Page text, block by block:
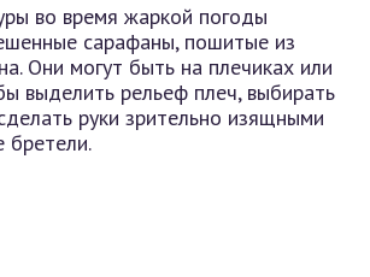
во время жаркой погоды
сарафаны, пошитые из
Они могут быть на плечиках или
выделить рельеф плеч, выбирать
руки зрительно изящными
бретели.